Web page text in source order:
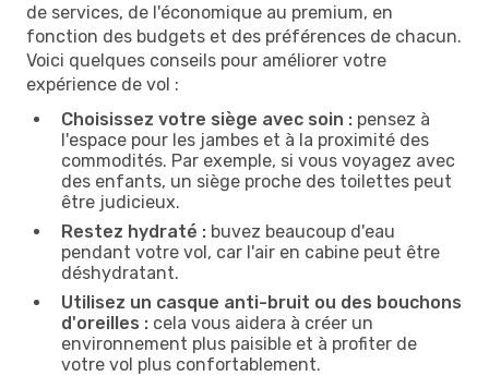
de services, de l'économique au premium, en
fonction des budgets et des préférences de chacun.
Voici quelques conseils pour améliorer votre
expérience de vol :
Choisissez votre siège avec soin : pensez à
l'espace pour les jambes et à la proximité des
commodités. Par exemple, si vous voyagez avec
des enfants, un siège proche des toilettes peut
être judicieux.
Restez hydraté : buvez beaucoup d'eau
pendant votre vol, car l'air en cabine peut être
déshydratant.
Utilisez un casque anti-bruit ou des bouchons
d'oreilles : cela vous aidera à créer un
environnement plus paisible et à profiter de
votre vol plus confortablement.